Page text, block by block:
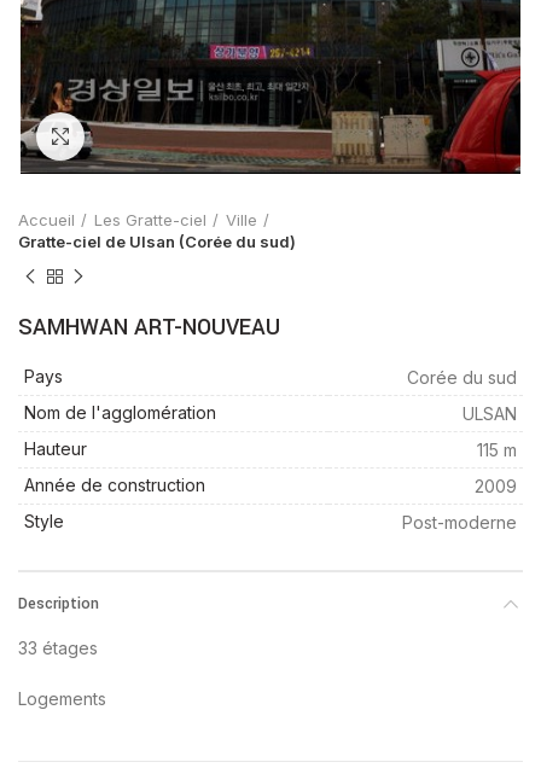
Zoom
Accueil Les Gratte-ciel
Ville
Gratte-ciel de Ulsan (Corée du sud)
SAMHWAN ART-NOUVEAU
Pays
Corée du sud
Nom de l'agglomération
ULSAN
Hauteur
115 m
Année de construction
2009
Style
Post-moderne
Description
33 étages
Logements